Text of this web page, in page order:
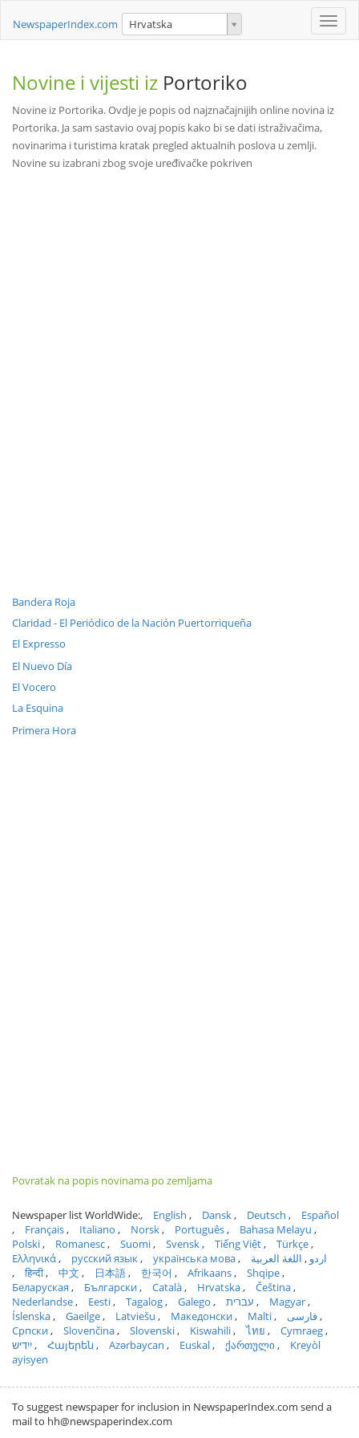
Toggle
NewspaperIndex.com Hrvatska
Novine i vijesti iz Portoriko
Novine iz Portorika. Ovdje je popis od najznačajnijih online novina iz
Portorika. Ja sam sastavio ovaj popis kako bi se dati istraživačima,
novinarima i turistima kratak pregled aktualnih poslova u zemlji.
Novine su izabrani zbog svoje uređivačke pokriven
Bandera Roja
Claridad - El Periódico de la Nación Puertorriqueña
El Expresso
El Nuevo Día
El Vocero
La Esquina
Primera Hora
Povratak na popis novinama po zemljama
Newspaper list WorldWide: English Dansk Deutsch
Español
Français
Italiano Norsk Português
Bahasa Melayu
Polski
Romanesc Suomi Svensk Tiếng Việt
Türkçe
Ελληνικά
русский язык українська мова اردو
اللغة العربية
हिन्दी
中文 日本語 한국어 Afrikaans
Shqipe
Беларуская
Български Català Hrvatska
Čeština
Nederlandse
Eesti Tagalog Galego עברית
Magyar
Íslenska
Gaeilge Latviešu Македонски Malti
فارسی
Српски
Slovenčina Slovenski Kiswahili ไทย
Cymraeg
ייִדיש
Հայերեն Azərbaycan Euskal ქართული
Kreyòl
ayisyen
To suggest newspaper for inclusion in NewspaperIndex.com send a
mail to hh@newspaperindex.com